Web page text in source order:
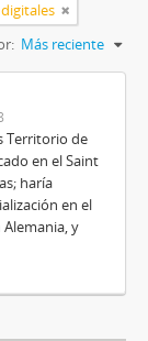
Más reciente
Territorio de
en el Saint
haría
en el
y